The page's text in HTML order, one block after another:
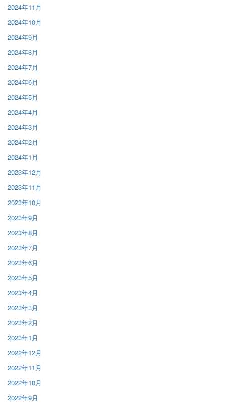
2024年11月
2024年10月
2024年9月
2024年8月
2024年7月
2024年6月
2024年5月
2024年4月
2024年3月
2024年2月
2024年1月
2023年12月
2023年11月
2023年10月
2023年9月
2023年8月
2023年7月
2023年6月
2023年5月
2023年4月
2023年3月
2023年2月
2023年1月
2022年12月
2022年11月
2022年10月
2022年9月